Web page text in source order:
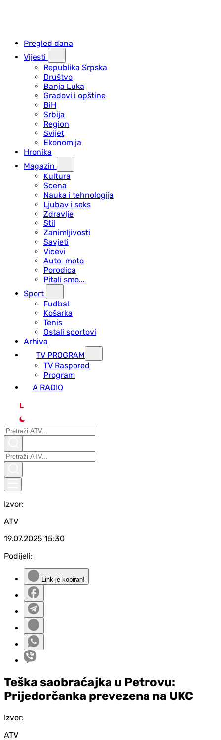
Pregled dana
Vijesti
Republika Srpska
Društvo
Banja Luka
Gradovi i opštine
BiH
Srbija
Region
Svijet
Ekonomija
Hronika
Magazin
Kultura
Scena
Nauka i tehnologija
Ljubav i seks
Zdravlje
Stil
Zanimljivosti
Savjeti
Vicevi
Auto-moto
Porodica
Pitali smo...
Sport
Fudbal
Košarka
Tenis
Ostali sportovi
Arhiva
TV PROGRAM
ТV Raspored
Program
A RADIO
L
Izvor:
ATV
19.07.2025 15:30
Podijeli:
Link je kopiran!
Teška saobraćajka u Petrovu:
Prijedorčanka prevezena na UKC
Izvor:
ATV